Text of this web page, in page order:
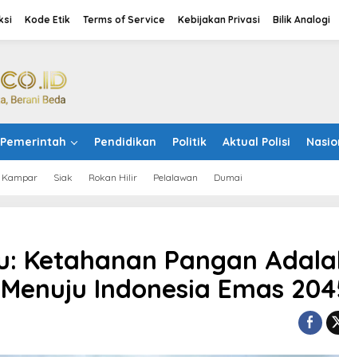
Kode Etik Terms of Service Kebijakan Privasi Bilik Analogi
Pemerintah Pendidikan Politik Aktual Polisi
Kampar Siak Rokan Hilir Pelalawan Dumai
Ketahanan Pangan
Indonesia Emas